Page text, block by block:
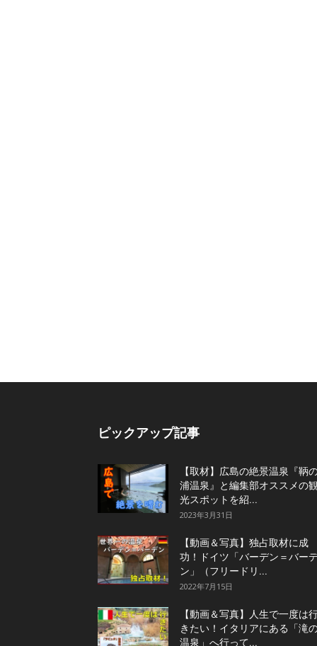
ピックアップ記事
【取材】広島の絶景温泉『鞆
浦温泉』と編集部オススメの観
光スポットを紹...
2023年3月31日
【動画＆写真】独占取材に成
功！ドイツ「バーデン＝バー
ン」（フリードリ...
2022年7月15日
【動画＆写真】人生で一度は
きたい！イタリアにある「滝
温泉」へ行って...